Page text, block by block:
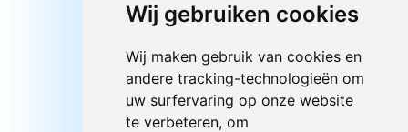
Wij gebruiken cookies
Wij maken gebruik van cookies en
andere tracking-technologieën om
uw surfervaring op onze website
te verbeteren, om